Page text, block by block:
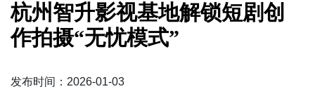
杭州智升影视基地解锁短剧创
作拍摄“无忧模式”
发布时间：2026-01-03